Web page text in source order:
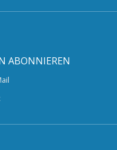
ABONNIEREN